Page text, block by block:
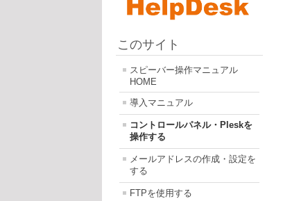
このサイト
スピーバー操作マニュアル
HOME
導入マニュアル
コントロールパネル・Pleskを
操作する
メールアドレスの作成・設定を
する
FTPを使用する